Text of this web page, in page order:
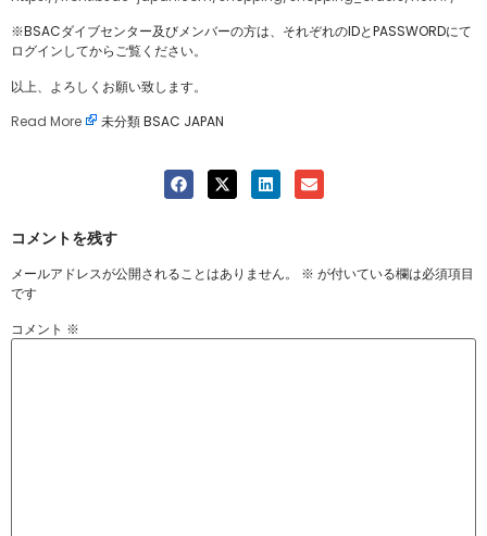
※BSACダイブセンター及びメンバーの方は、それぞれのIDとPASSWORDにて
ログインしてからご覧ください。
以上、よろしくお願い致します。
Read More
未分類 BSAC JAPAN
コメントを残す
メールアドレスが公開されることはありません。 ※ が付いている欄は必須項目
です
コメント ※